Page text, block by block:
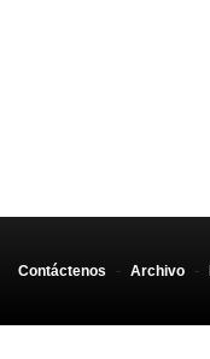
Contáctenos - Archivo -